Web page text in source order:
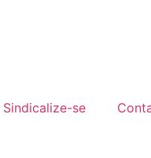
Sindicalize-se